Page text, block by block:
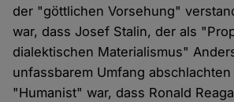
der "göttlichen Vorsehung"
war, dass Josef Stalin, der als
dialektischen Materialismus"
unfassbarem Umfang
"Humanist" war, dass Ronald